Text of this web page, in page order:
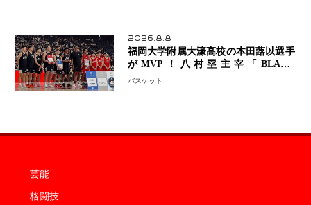
2026.8.8
福岡大学附属大濠高校の本田蕗以選手
がMVP！八村塁主宰「BLACK
SAMURAI SUMMIT 2026」で存在
なった」
バスケット
芸能
格闘技